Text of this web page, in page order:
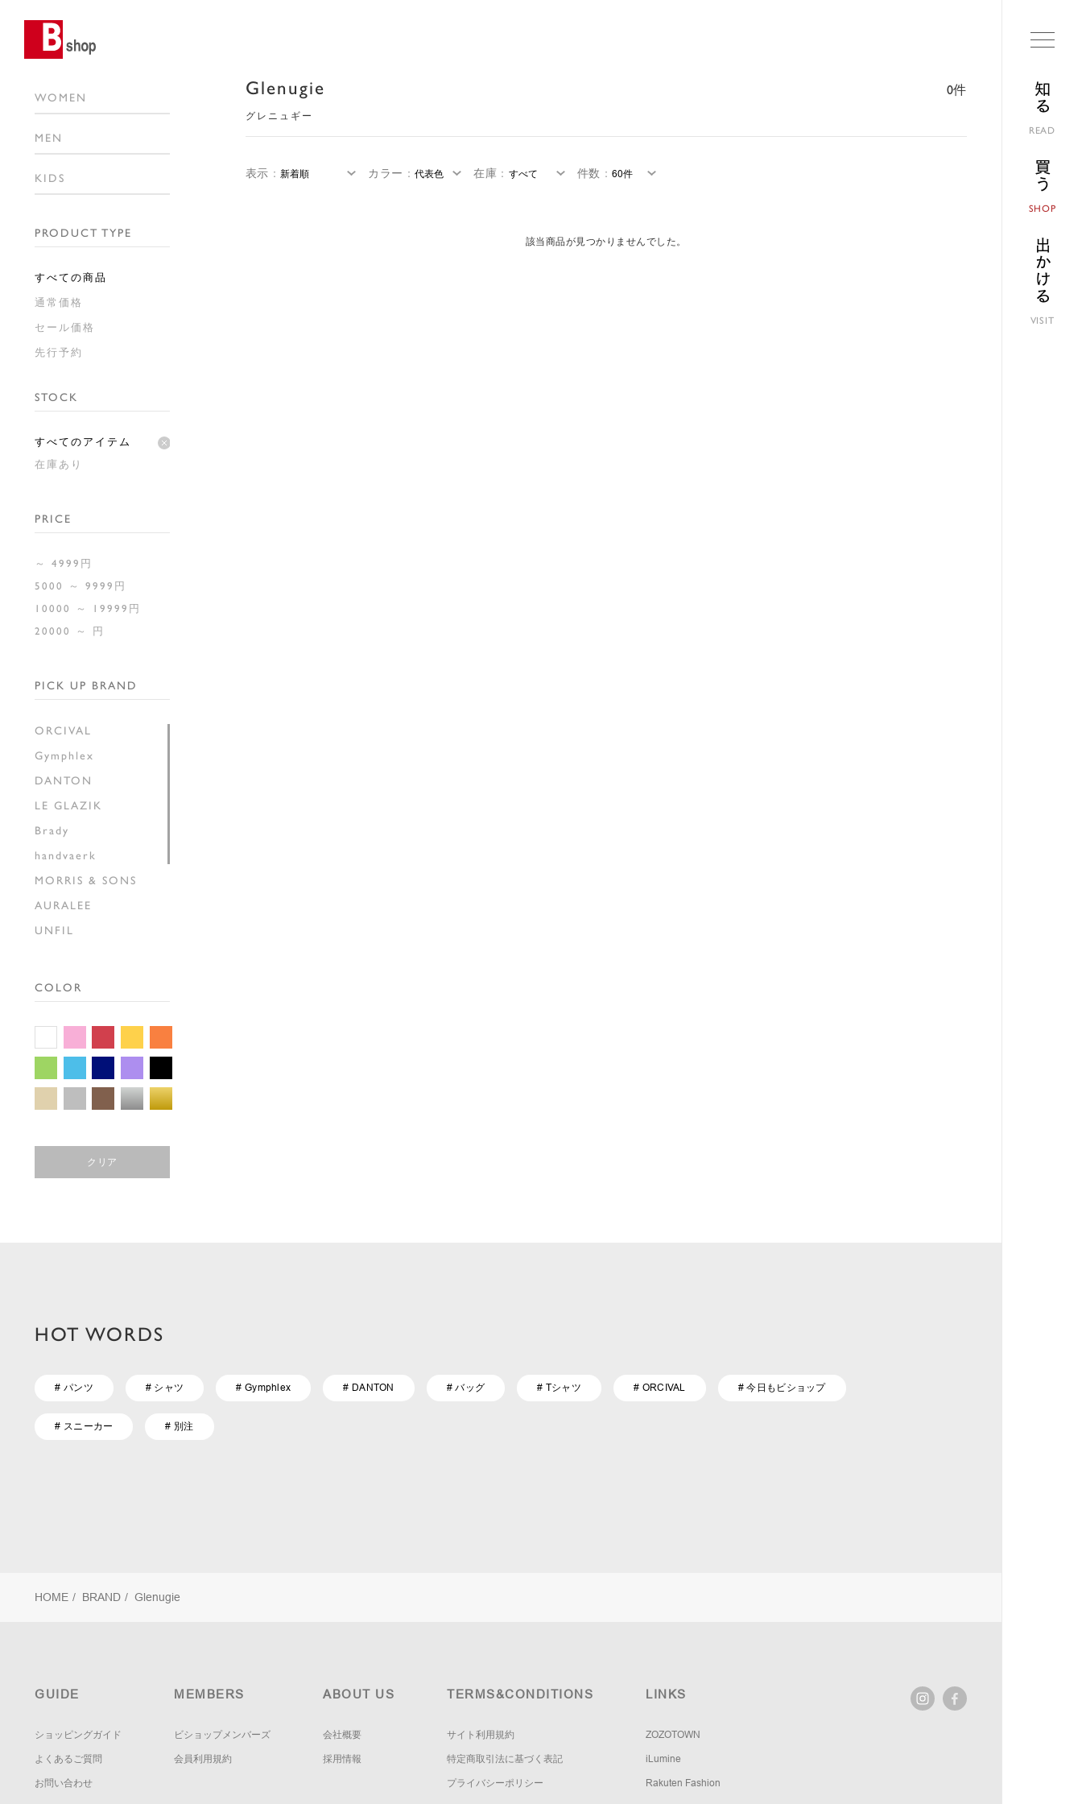
知る
READ
買う
SHOP
出かける
VISIT
Glenugie
グレニュギー
0件
WOMEN
MEN
KIDS
PRODUCT TYPE
すべての商品
通常価格
セール価格
先行予約
STOCK
すべてのアイテム
在庫あり
PRICE
～ 4999円
5000 ～ 9999円
10000 ～ 19999円
20000 ～ 円
PICK UP BRAND
ORCIVAL
Gymphlex
DANTON
LE GLAZIK
Brady
handvaerk
MORRIS & SONS
AURALEE
UNFIL
SEDAN ALL-PURPOSE
THE SHINZONE
GALLEGO
COLOR
クリア
表示 ： カラー ： 在庫 ： 件数 ：
該当商品が見つかりませんでした。
HOT WORDS
# パンツ # シャツ # Gymphlex # DANTON # バッグ # Tシャツ # ORCIVAL # 今日もビショップ
# スニーカー # 別注
HOME / BRAND / Glenugie
GUIDE
ショッピングガイド
よくあるご質問
お問い合わせ
MEMBERS
ビショップメンバーズ
会員利用規約
ABOUT US
会社概要
採用情報
TERMS&CONDITIONS
サイト利用規約
特定商取引法に基づく表記
プライバシーポリシー
LINKS
ZOZOTOWN
iLumine
Rakuten Fashion